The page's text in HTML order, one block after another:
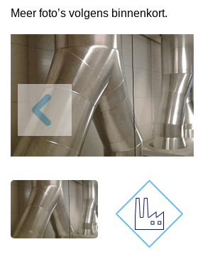
Meer foto’s volgens binnenkort.